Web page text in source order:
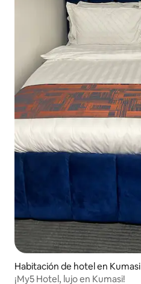
Habitación de hotel en Kumasi
¡My5 Hotel, lujo en Kumasi!